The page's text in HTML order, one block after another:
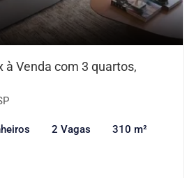
à Venda com 3 quartos,
2 Vagas 310 m²